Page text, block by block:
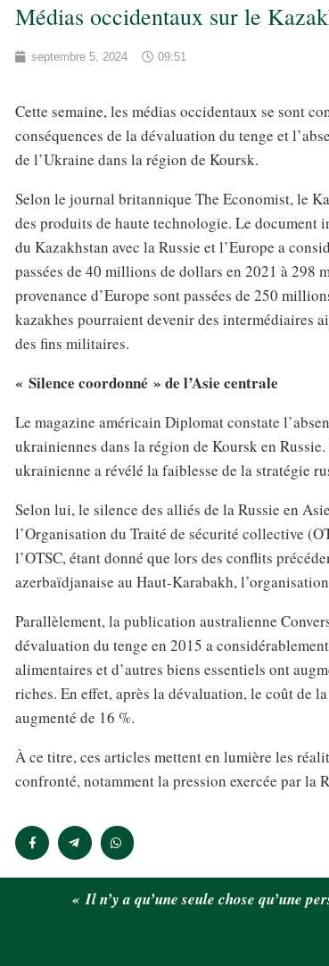
Médias occidentaux sur le
septembre 5, 2024 09:51
Cette semaine, les médias occidentaux se sont
conséquences de la dévaluation du tenge et
de l’Ukraine dans la région de Koursk.
Selon le journal britannique The Economist, le
des produits de haute technologie. Le document
du Kazakhstan avec la Russie et l’Europe a
passées de 40 millions de dollars en 2021 à
provenance d’Europe sont passées de 250
kazakhes pourraient devenir des intermédiaires
des fins militaires.
« Silence coordonné » de l’Asie centrale
Le magazine américain Diplomat constate
ukrainiennes dans la région de Koursk en
ukrainienne a révélé la faiblesse de la stratégie
Selon lui, le silence des alliés de la Russie en
l’Organisation du Traité de sécurité collective
l’OTSC, étant donné que lors des conflits
azerbaïdjanaise au Haut-Karabakh,
Parallèlement, la publication australienne
dévaluation du tenge en 2015 a
alimentaires et d’autres biens essentiels ont
riches. En effet, après la dévaluation, le coût de
augmenté de 16 %.
À ce titre, ces articles mettent en lumière les
confronté, notamment la pression exercée par la
« Il n’y a qu’une seule chose qu’une